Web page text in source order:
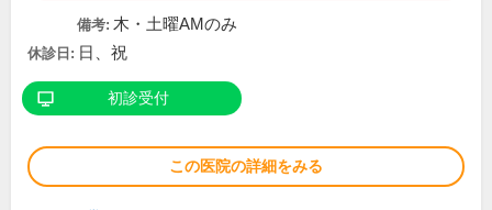
備考: 木・土曜AMのみ
休診日: 日、祝
初診受付
この医院の詳細をみる